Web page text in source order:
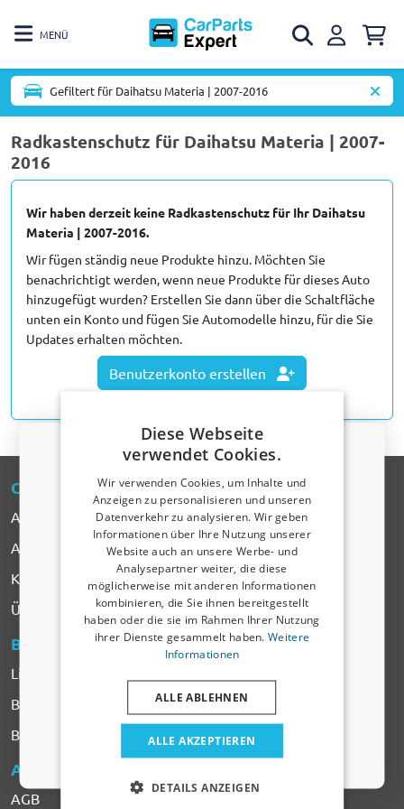
MENÜ
Gefiltert für Daihatsu Materia | 2007-2016
Radkastenschutz für Daihatsu Materia | 2007-
2016
Wir haben derzeit keine Radkastenschutz für Ihr Daihatsu
Materia | 2007-2016.
Wir fügen ständig neue Produkte hinzu. Möchten Sie
benachrichtigt werden, wenn neue Produkte für dieses Auto
hinzugefügt wurden? Erstellen Sie dann über die Schaltfläche
unten ein Konto und fügen Sie Automodelle hinzu, für die Sie
Updates erhalten möchten.
Benutzerkonto erstellen
CARPARTS -EXPERT
Alle Produkte
Automarken
Kontakt
Über CarParts-Expert
BESTELLEN& BEZAHLEN
Lieferung & Versandkosten
Beschwerden & Rücksendung
Bezahlen
AGB
AGB
Diese Webseite
verwendet Cookies.
Wir verwenden Cookies, um Inhalte und
Anzeigen zu personalisieren und unseren
Datenverkehr zu analysieren. Wir geben
Informationen über Ihre Nutzung unserer
Website auch an unsere Werbe- und
Analysepartner weiter, die diese
möglicherweise mit anderen Informationen
kombinieren, die Sie ihnen bereitgestellt
haben oder die sie im Rahmen Ihrer Nutzung
ihrer Dienste gesammelt haben. Weitere
Informationen
ALLE AKZEPTIEREN
ALLE ABLEHNEN
DETAILS ANZEIGEN
Rabattcode von 5 % erhalten?
​Verraten Sie uns, wofür Sie einkaufen, um
Ihren Rabatt zu erhalten. Ich kaufe ein für mein:
Auto
Nutzfahrzeug
Haustier